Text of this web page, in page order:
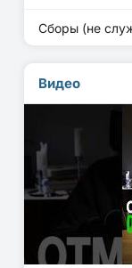
Сборы (не
Видео